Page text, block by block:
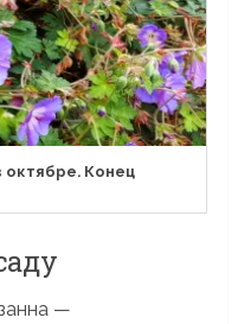
октябре. Конец
—